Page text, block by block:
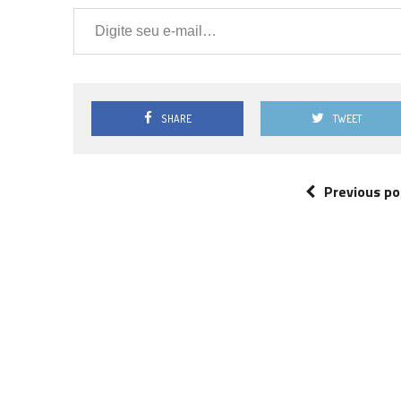
Digite seu e-mail…
SHARE TWEET
Previous